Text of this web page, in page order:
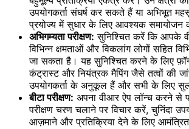
उपयोगकर्ता संघर्ष कर सकते हैं या अभिभूत
प्रयोज्य में सुधार के लिए आवश्यक समायोजन
अभिगम्यता परीक्षण: सुनिश्चित करें कि आपके
विभिन्न क्षमताओं और विकलांग लोगों सहित
जा सकता है। यह सुनिश्चित करने के लिए
कंट्रास्ट और नियंत्रक मैपिंग जैसे तत्वों की
उपयोगकर्ता के अनुकूल हैं और सभी के लिए
बीटा परीक्षण: अपना वीआर ऐप लॉन्च करने से
परीक्षण चरण चलाने पर विचार करें, चुनिंदा
आज़माने और प्रतिक्रिया देने के लिए